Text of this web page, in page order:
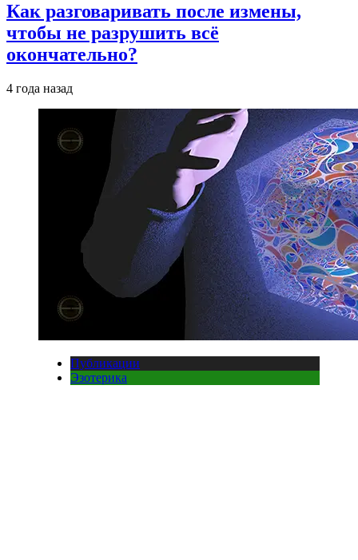
Как разговаривать после измены,
чтобы не разрушить всё
окончательно?
4 года назад
Публикации
Эзотерика